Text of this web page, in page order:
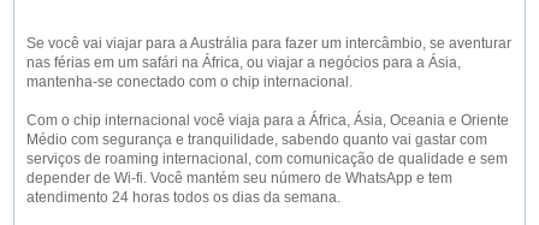
Se você vai viajar para a Austrália para fazer um intercâmbio, se aventurar
nas férias em um safári na África, ou viajar a negócios para a Ásia,
mantenha-se conectado com o chip internacional.
Com o chip internacional você viaja para a África, Ásia, Oceania e Oriente
Médio com segurança e tranquilidade, sabendo quanto vai gastar com
serviços de roaming internacional, com comunicação de qualidade e sem
depender de Wi-fi. Você mantém seu número de WhatsApp e tem
atendimento 24 horas todos os dias da semana.